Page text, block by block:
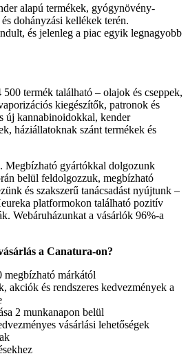
alapú termékek, gyógynövény-
dohányzási kellékek terén.
és jelenleg a piac egyik legnagyobb
termék található – olajok és cseppek,
kiegészítők, patronok és
új kannabinoidokkal, kender
háziállatoknak szánt termékek és
Megbízható gyártókkal dolgozunk
belül feldolgozzuk, megbízható
és szakszerű tanácsadást nyújtunk –
platformokon található pozitív
Webáruházunkat a vásárlók 96%-a
a Canatura-on?
megbízható márkától​
akciók és rendszeres kedvezmények a
2 munkanapon belül​
vásárlási lehetőségek